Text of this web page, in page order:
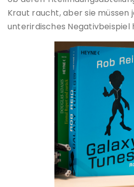
Kraut raucht, aber sie
unterirdisches Negativbeispiel